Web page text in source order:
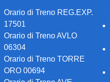
Orario di Treno REG.EXP.
17501
Orario di Treno AVLO
06304
Orario di Treno TORRE
ORO 00694